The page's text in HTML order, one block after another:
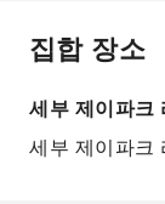
집합 장소
세부 제이파크
세부 제이파크